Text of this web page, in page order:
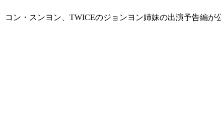
ン・スンヨン、TWICEのジョンヨン姉妹の出演予告編が